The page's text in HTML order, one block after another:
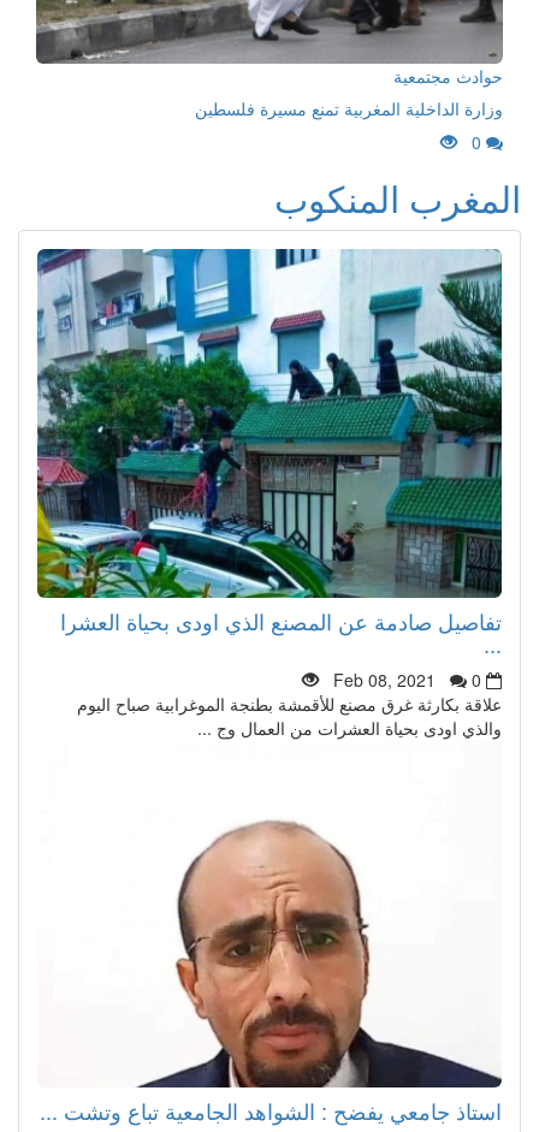
حوادث مجتمعية
وزارة الداخلية المغربية تمنع مسيرة فلسطين
0
المغرب المنكوب
تفاصيل صادمة عن المصنع الذي اودى بحياة العشرا
Feb 08, 2021
0
علاقة بكارثة غرق مصنع للأقمشة بطنجة الموغرابية صباح اليوم
والذي اودى بحياة العشرات من العمال وج ...
استاذ جامعي يفضح : الشواهد الجامعية تباع وتشت ...